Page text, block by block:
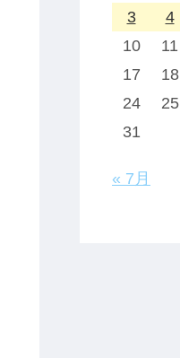
3
4
10
11
17
18
24
25
31
« 7月